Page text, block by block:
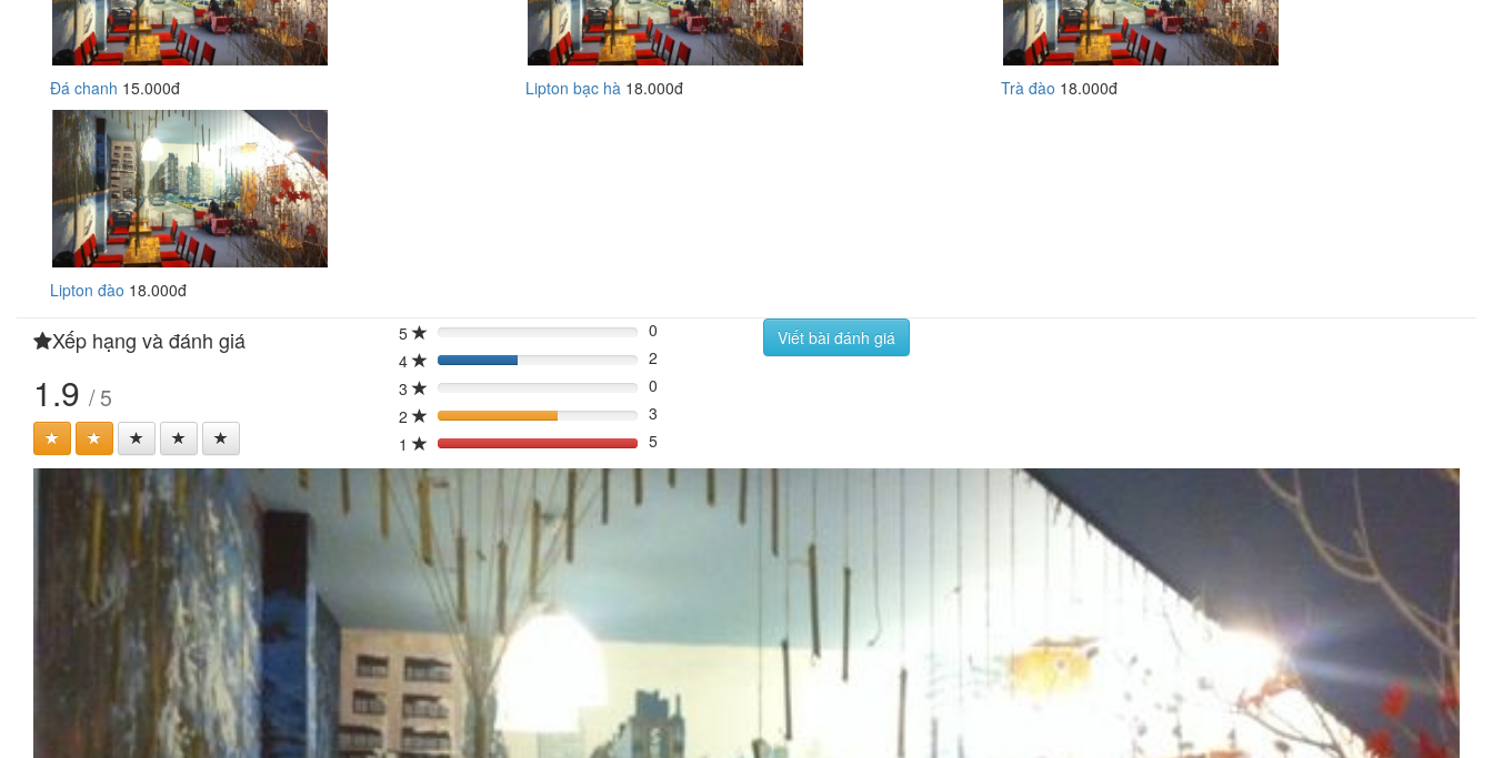
Đá chanh 15.000đ Lipton bạc hà 18.000đ Trà đào 18.000đ
Lipton đào 18.000đ
Xếp hạng và đánh giá
1.9 / 5
5 0%
0
4
40%
2
3
0%
0
2
60%
3
1
100% 5
Viết bài đánh giá